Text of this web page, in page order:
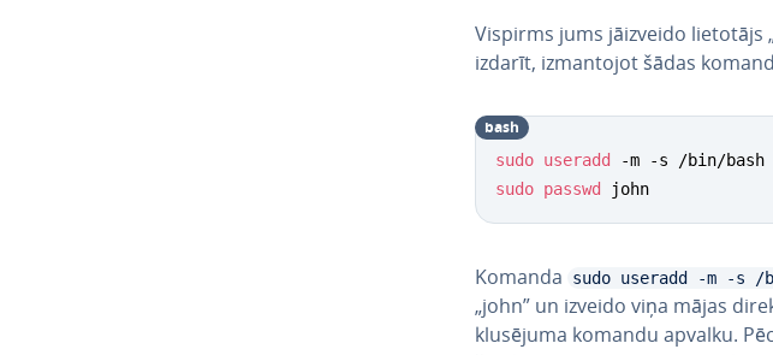
Vispirms jums jāizveido lietotājs
izdarīt, iz­man­to­jot šādas
sudo useradd
sudo passwd john
bash
Komanda sudo useradd -m -s /
„john” un izveido viņa mājas
klu­sē­ju­ma komandu apvalku.